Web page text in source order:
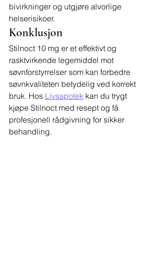
bivirkninger og utgjøre alvorlige
helserisikoer.
Konklusjon
Stilnoct 10 mg er et effektivt og
rasktvirkende legemiddel mot
søvnforstyrrelser som kan forbedre
søvnkvaliteten betydelig ved korrekt
bruk. Hos Livsapotek kan du trygt
kjøpe Stilnoct med resept og få
profesjonell rådgivning for sikker
behandling.